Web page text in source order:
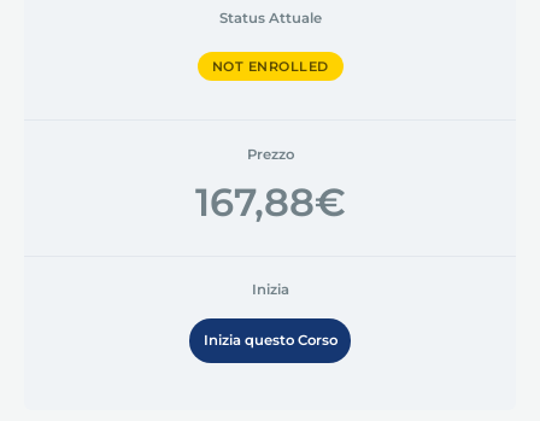
Status Attuale
NOT ENROLLED
Prezzo
167,88€
Inizia
Inizia questo Corso